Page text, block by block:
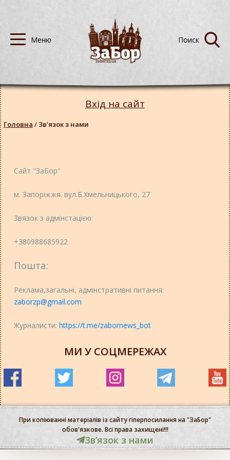
Сайт "ЗаБор"
м. Запоріжжя. вул.Б.Хмельницького, 27
Звязок з адмінстацією:
+380988685922
Пошта:
Реклама,загальні, адмінстративні питання:
zaborzp@gmail.com
Журналисти: https://t.me/zabornews_bot
МИ У СОЦМЕРЕЖАХ
Вхід на сайт
Головна / Звʼязок з нами
При копіюванні матеріалів із сайту гіперпосилання на "ЗаБор"
обов'язкове. Всі права захищені!!!
Звʼязок з нами